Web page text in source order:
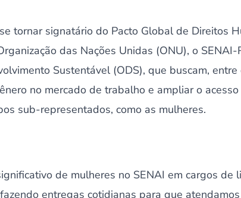
tornar signatário do Pacto Global de Direitos
das Nações Unidas (ONU), o
Sustentável (ODS), que buscam,
no mercado de trabalho e ampliar o
sub-representados, como as mulheres.
de mulheres no SENAI em cargos de
entregas cotidianas para que